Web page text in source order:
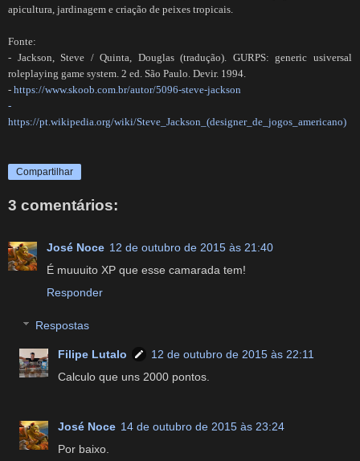
apicultura, jardinagem e criação de peixes tropicais.
Fonte:
- Jackson, Steve / Quinta, Douglas (tradução). GURPS: generic usiversal
roleplaying game system. 2 ed. São Paulo. Devir. 1994.
- https://www.skoob.com.br/autor/5096-steve-jackson
-
https://pt.wikipedia.org/wiki/Steve_Jackson_(designer_de_jogos_americano)
Compartilhar
3 comentários:
José Noce 12 de outubro de 2015 às 21:40
É muuuito XP que esse camarada tem!
Responder
Respostas
Filipe Lutalo
12 de outubro de 2015 às 22:11
Calculo que uns 2000 pontos.
José Noce 14 de outubro de 2015 às 23:24
Por baixo.